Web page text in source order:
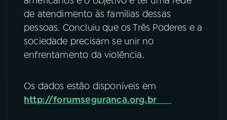
de atendimento às famílias dessas
pessoas. Concluiu que os Três Poderes e a
sociedade precisam se unir no
enfrentamento da violência.
Os dados estão disponíveis em
http://forumseguranca.org.br